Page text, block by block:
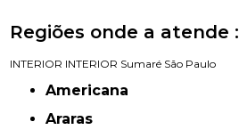
Regiões onde a atende :
INTERIOR INTERIOR Sumaré São Paulo
Americana
Araras